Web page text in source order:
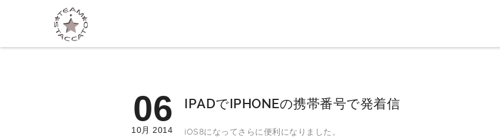
06
10月 2014
IPADでIPHONEの携帯番号で発着信
iOS8になってさらに便利になりました。